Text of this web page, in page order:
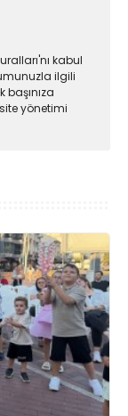
kabul
ilgili
yönetimi